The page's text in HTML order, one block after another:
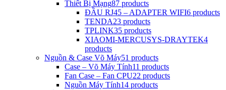
Thiết Bị Mạng87 products
ĐẦU RJ45 – ADAPTER WIFI6 products
TENDA23 products
TPLINK35 products
XIAOMI-MERCUSYS-DRAYTEK4
products
Nguồn & Case Võ Máy51 products
Case – Võ Máy Tính11 products
Fan Case – Fan CPU22 products
Nguồn Máy Tính14 products